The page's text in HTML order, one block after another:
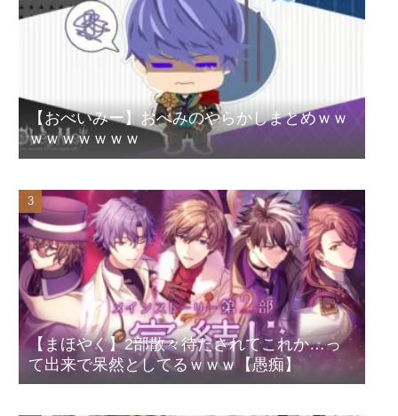
【おべいみー】おべみのやらかしまとめｗｗ
ｗｗｗｗｗｗｗ
【まほやく】2部散々待たされてこれか…っ
て出来で呆然としてるｗｗｗ【愚痴】